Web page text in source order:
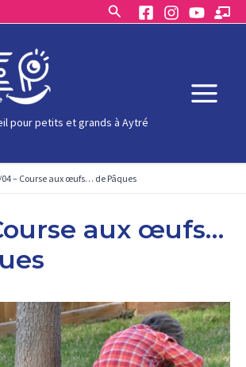
Rechercher
pour petits et grands à Aytré
Main
04 – Course aux œufs… de Pâques
aux œufs…